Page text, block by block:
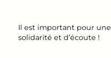
Il est important pour
solidarité et d’écoute !